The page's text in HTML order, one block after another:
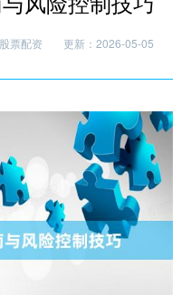
票配资
更新：2026-05-05